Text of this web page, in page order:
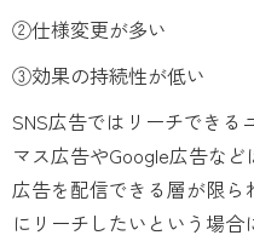
②仕様変更が多い
③効果の持続性が低い
SNS広告ではリーチできる
マス広告やGoogle広告など
広告を配信できる層が限ら
にリーチしたいという場